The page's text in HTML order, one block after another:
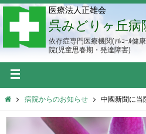
医療法人正雄会
呉みどりヶ丘病
依存症専門医療機関(ｱﾙｺｰﾙ健
院(児童思春期・発達障害)
病院からのお知らせ 中國新聞に当